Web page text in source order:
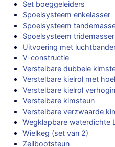
Set boeggeleiders
Spoelsysteem enkelasser
Spoelsysteem
Spoelsysteem tridemasser
Uitvoering met
V-constructie
Verstelbare dubbele
Verstelbare kielrol met
Verstelbare kielrol
Verstelbare kimsteun
Verstelbare verzwaarde
Wegklapbare waterdichte
Wielkeg (set van 2)
Zeilbootsteun